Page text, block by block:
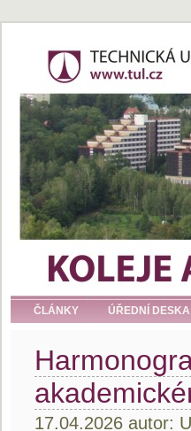
ČLÁNKY ÚŘEDNÍ DESKA
17.04.2026 autor: